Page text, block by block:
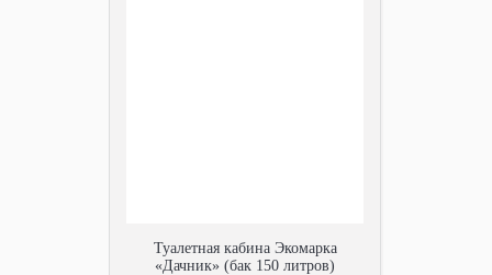
Туалетная кабина Экомарка
«Дачник» (бак 150 литров)